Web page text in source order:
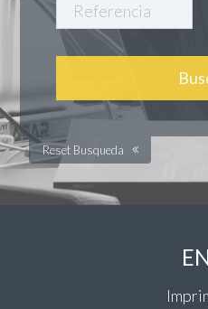
Reset Busqueda